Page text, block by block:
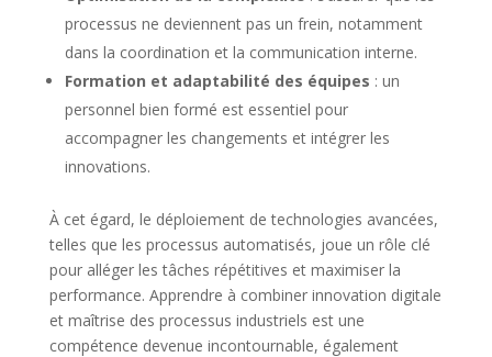
processus ne deviennent pas un frein, notamment
dans la coordination et la communication interne.
Formation et adaptabilité des équipes : un
personnel bien formé est essentiel pour
accompagner les changements et intégrer les
innovations.
À cet égard, le déploiement de technologies avancées,
telles que les processus automatisés, joue un rôle clé
pour alléger les tâches répétitives et maximiser la
performance. Apprendre à combiner innovation digitale
et maîtrise des processus industriels est une
compétence devenue incontournable, également